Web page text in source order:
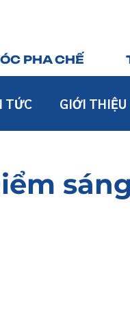
PHA CHẾ
TỨC GIỚI THIỆU